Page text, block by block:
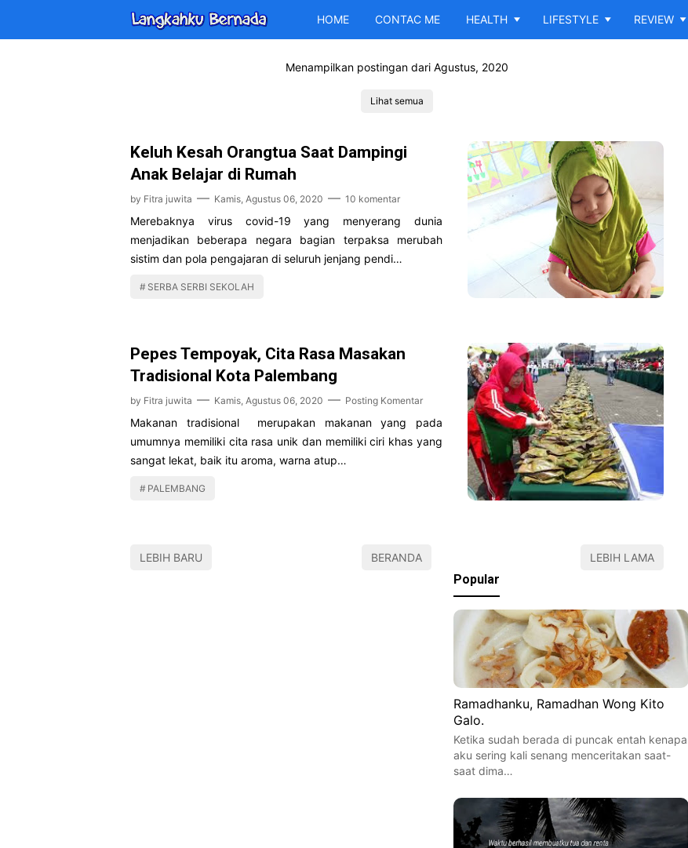
HOME CONTAC ME HEALTH LIFESTYLE REVIEW
Menampilkan postingan dari Agustus, 2020
Lihat semua
Keluh Kesah Orangtua Saat Dampingi
Anak Belajar di Rumah
by Fitra juwita Kamis, Agustus 06, 2020 10 komentar
Merebaknya virus covid-19 yang menyerang dunia
menjadikan beberapa negara bagian terpaksa merubah
sistim dan pola pengajaran di seluruh jenjang pendi…
SERBA SERBI SEKOLAH
Pepes Tempoyak, Cita Rasa Masakan
Tradisional Kota Palembang
by Fitra juwita Kamis, Agustus 06, 2020 Posting Komentar
Makanan tradisional merupakan makanan yang pada
umumnya memiliki cita rasa unik dan memiliki ciri khas yang
sangat lekat, baik itu aroma, warna atup…
PALEMBANG
LEBIH BARU BERANDA LEBIH LAMA
Popular
Ramadhanku, Ramadhan Wong Kito
Galo.
Ketika sudah berada di puncak entah kenapa
aku sering kali senang menceritakan saat-
saat dima…